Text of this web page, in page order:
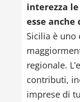
interezza
esse
Sicilia è
regionale.
contributi,
imprese di